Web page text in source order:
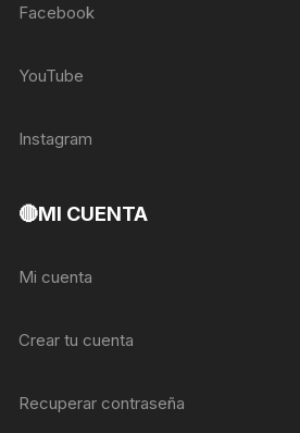
Facebook
YouTube
Instagram
🔴MI CUENTA
Mi cuenta
Crear tu cuenta
Recuperar contraseña